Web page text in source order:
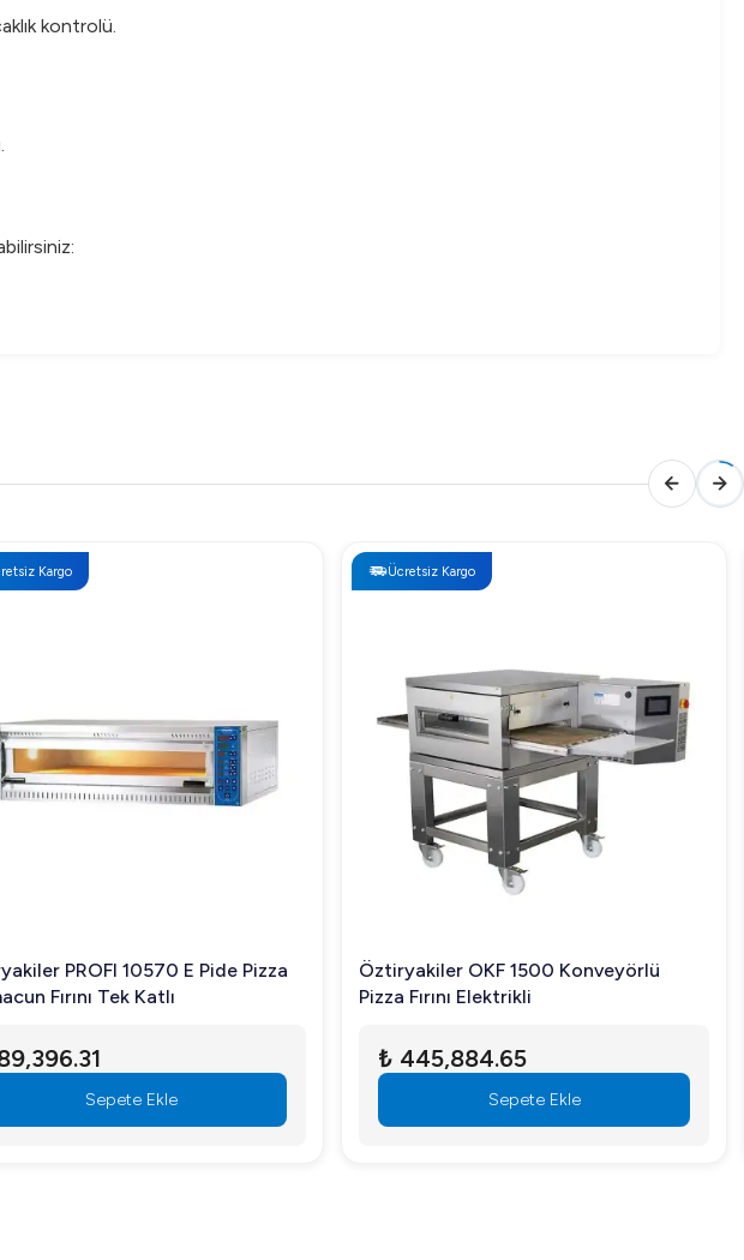
kontrolü.
değer katıyor. Fiyat bilgisi için firmamızla iletişime geçebilir, detaylı bilgi ve
karşılamak üzere tasarlanmıştır. İşte bu ürünü tercih etmeniz için bazı
Kargo
PROFI 10570 E Pide Pizza
Fırını Tek Katlı
Sepete Ekle
Ücretsiz Kargo
Öztiryakiler OKF 1500 Konveyörlü
Pizza Fırını Elektrikli
₺ 445,884.65
Sepete Ekle